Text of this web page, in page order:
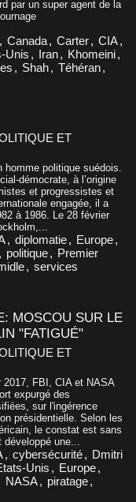
par un super agent de la
, Canada, Carter, CIA,
Unis , Iran, Khomeini,
, Shah, Téhéran,
ET
politique suédois.
démocrate, à l’origine
et progressistes et
engagée, il a
à 1986. Le 28 février
, diplomatie, Europe,
, politique, Premier
, services
MOSCOU SUR LE
"FATIGUÉ"
ET
2017, FBI, CIA et NASA
expurgé des
sur l'ingérence
présidentielle. Selon les
le constat est sans
une...
, cybersécurité, Dmitri
Unis , Europe,
NASA, piratage,